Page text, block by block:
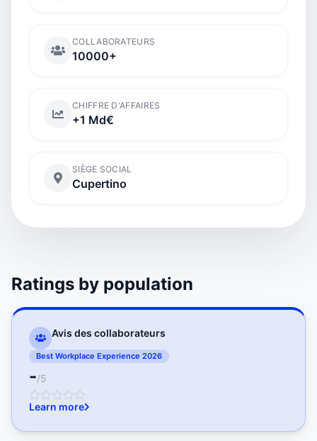
COLLABORATEURS
10000+
CHIFFRE D'AFFAIRES
+1 Md€
SIÈGE SOCIAL
Cupertino
Ratings by population
Avis des collaborateurs
Best Workplace Experience 2026
-/5
Learn more